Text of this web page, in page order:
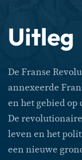
Uitleg
De Franse
annexeerde
en het gebied op
De
leven en het
een nieuwe